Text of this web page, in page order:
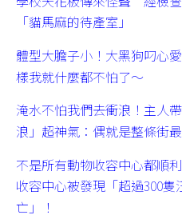
「貓馬麻的待產室」
體型大膽子小！大黑狗叼心
樣我就什麼都不怕了～
淹水不怕我們去衝浪！主人
浪」超神氣：偶就是整條街
不是所有動物收容中心都順
收容中心被發現「超過300
亡」！